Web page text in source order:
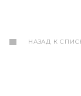
НАЗАД К